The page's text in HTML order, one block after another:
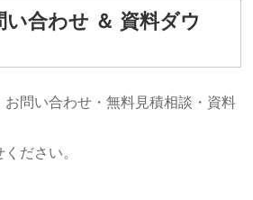
い合わせ ＆ 資料ダウ
問い合わせ・無料見積相談・資料
ださい。